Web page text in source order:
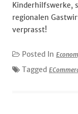
Kinderhilfswerke,
regionalen
verprasst!
Posted In
Tagged